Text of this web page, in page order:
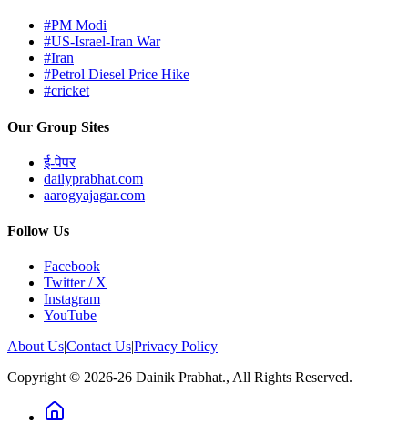
#PM Modi
#US-Israel-Iran War
#Iran
#Petrol Diesel Price Hike
#cricket
Our Group Sites
ई-पेपर
dailyprabhat.com
aarogyajagar.com
Follow Us
Facebook
Twitter / X
Instagram
YouTube
About Us|Contact Us|Privacy Policy
Copyright © 2026-26 Dainik Prabhat., All Rights Reserved.